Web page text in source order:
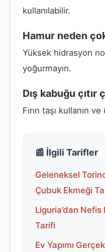
kullanılabilir.
Hamur neden
Yüksek hidrasyon
yoğurmayın.
Dış kabuğu çıtır
Fırın taşı kullanın
📰 İlgili Tarifler
Geleneksel
Çubuk Ekmeği
Liguria’dan
Tarifi
Ev Yapımı